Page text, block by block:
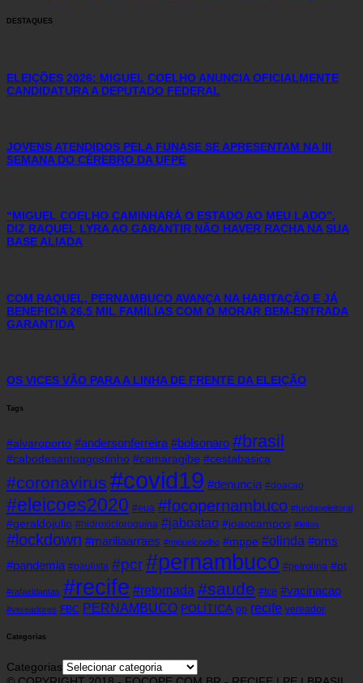
DESTAQUES
ELEIÇÕES 2026: MIGUEL COELHO ANUNCIA OFICIALMENTE
CANDIDATURA A DEPUTADO FEDERAL
JOVENS ATENDIDOS PELA FUNASE SE APRESENTAM NA III
SEMANA DO CÉREBRO DA UFPE
“MIGUEL COELHO CAMINHARÁ O ESTADO AO MEU LADO”,
DIZ RAQUEL LYRA AO GARANTIR NÃO HAVER RACHA NA SUA
BASE ALIADA
COM RAQUEL, PERNAMBUCO AVANÇA NA HABITAÇÃO E JÁ
BENEFICIA 26,5 MIL FAMÍLIAS COM O MORAR BEM-ENTRADA
GARANTIDA
OS VICES VÃO PARA A LINHA DE FRENTE DA ELEIÇÃO
Tags
#alvaroporto #andersonferreira #bolsonaro #brasil
#cabodesantoagostinho #camaragibe #cestabasica
#coronavirus #covid19 #denuncia #doacao
#eleicoes2020 #eua #focopernambuco #fundaoeleitoral
#geraldojulio #hidroxicloroquina #jaboatao #joaocampos #leitos
#lockdown #mariliaarraes #miguelcoelho #mppe #olinda #oms
#pandemia #paulista #pcr#pernambuco #petrolina #pt
#rafaeldantas #recife #retomada #saude #tce #vacinacao
#vereadores FBC PERNAMBUCO POLÍTICA pp recife vereador
Categorias
Categorias